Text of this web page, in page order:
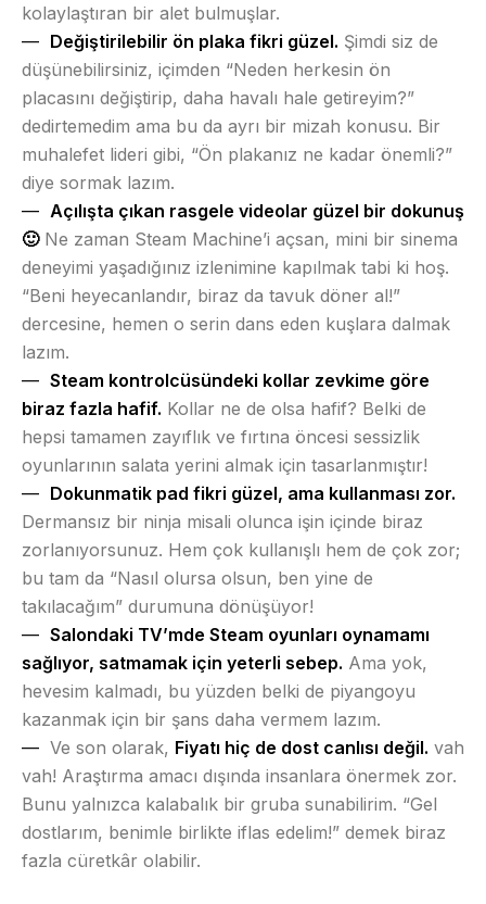
kolaylaştıran bir alet bulmuşlar.
Değiştirilebilir ön plaka fikri güzel. Şimdi siz de
düşünebilirsiniz, içimden “Neden herkesin ön
placasını değiştirip, daha havalı hale getireyim?”
dedirtemedim ama bu da ayrı bir mizah konusu. Bir
muhalefet lideri gibi, “Ön plakanız ne kadar önemli?”
diye sormak lazım.
Açılışta çıkan rasgele videolar güzel bir dokunuş
🙂Ne zaman Steam Machine’i açsan, mini bir sinema
deneyimi yaşadığınız izlenimine kapılmak tabi ki hoş.
“Beni heyecanlandır, biraz da tavuk döner al!”
dercesine, hemen o serin dans eden kuşlara dalmak
lazım.
Steam kontrolcüsündeki kollar zevkime göre
biraz fazla hafif. Kollar ne de olsa hafif? Belki de
hepsi tamamen zayıflık ve fırtına öncesi sessizlik
oyunlarının salata yerini almak için tasarlanmıştır!
Dokunmatik pad fikri güzel, ama kullanması zor.
Dermansız bir ninja misali olunca işin içinde biraz
zorlanıyorsunuz. Hem çok kullanışlı hem de çok zor;
bu tam da “Nasıl olursa olsun, ben yine de
takılacağım” durumuna dönüşüyor!
Salondaki TV’mde Steam oyunları oynamamı
sağlıyor, satmamak için yeterli sebep. Ama yok,
hevesim kalmadı, bu yüzden belki de piyangoyu
kazanmak için bir şans daha vermem lazım.
Ve son olarak, Fiyatı hiç de dost canlısı değil. vah
vah! Araştırma amacı dışında insanlara önermek zor.
Bunu yalnızca kalabalık bir gruba sunabilirim. “Gel
dostlarım, benimle birlikte iflas edelim!” demek biraz
fazla cüretkâr olabilir.